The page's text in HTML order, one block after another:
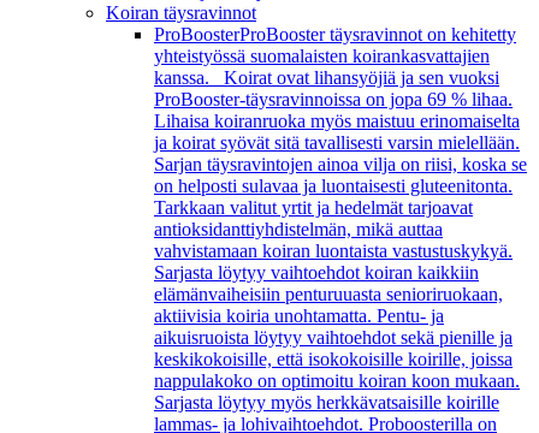
Koiran täysravinnot
ProBoosterProBooster täysravinnot on kehitetty
yhteistyössä suomalaisten koirankasvattajien
kanssa. Koirat ovat lihansyöjiä ja sen vuoksi
ProBooster-täysravinnoissa on jopa 69 % lihaa.
Lihaisa koiranruoka myös maistuu erinomaiselta
ja koirat syövät sitä tavallisesti varsin mielellään.
Sarjan täysravintojen ainoa vilja on riisi, koska se
on helposti sulavaa ja luontaisesti gluteenitonta.
Tarkkaan valitut yrtit ja hedelmät tarjoavat
antioksidanttiyhdistelmän, mikä auttaa
vahvistamaan koiran luontaista vastustuskykyä.
Sarjasta löytyy vaihtoehdot koiran kaikkiin
elämänvaiheisiin penturuuasta senioriruokaan,
aktiivisia koiria unohtamatta. Pentu- ja
aikuisruoista löytyy vaihtoehdot sekä pienille ja
keskikokoisille, että isokokoisille koirille, joissa
nappulakoko on optimoitu koiran koon mukaan.
Sarjasta löytyy myös herkkävatsaisille koirille
lammas- ja lohivaihtoehdot. Proboosterilla on